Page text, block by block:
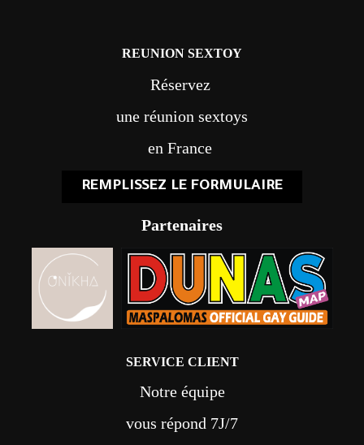
REUNION SEXTOY
Réservez
une réunion sextoys
en France
REMPLISSEZ LE FORMULAIRE
Partenaires
SERVICE CLIENT
Notre équipe
vous répond 7J/7